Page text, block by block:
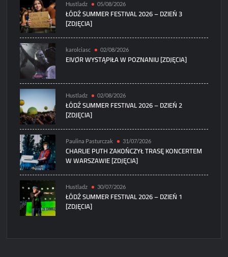
Hustladz 05/08/2026
ŁÓDŹ SUMMER FESTIVAL 2026 – DZIEŃ 3
[ZDJĘCIA]
karolciasc 02/08/2026
EIVØR WYSTĄPIŁA W POZNANIU [ZDJĘCIA]
Hustladz 02/08/2026
ŁÓDŹ SUMMER FESTIVAL 2026 – DZIEŃ 2
[ZDJĘCIA]
Paulina Pasturczak 31/07/2026
CHARLIE PUTH ZAKOŃCZYŁ TRASĘ KONCERTEM
W WARSZAWIE [ZDJĘCIA]
Hustladz 30/07/2026
ŁÓDŹ SUMMER FESTIVAL 2026 – DZIEŃ 1
[ZDJĘCIA]